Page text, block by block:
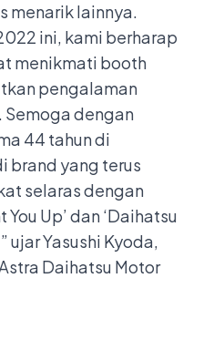
menarik lainnya.
ini, kami berharap
menikmati booth
pengalaman
dengan
44 tahun di
brand yang terus
selaras dengan
Up’ dan ‘Daihatsu
ujar Yasushi Kyoda,
Daihatsu Motor